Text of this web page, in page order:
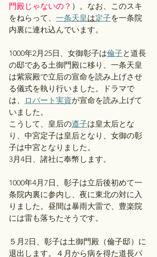
門殿じゃないの？ ）。なお、このスキ
をねらって、 一条天皇は定子を一条院
内裏に連れ込んでいます。
1000年2月25日、女御彰子は倫子と道長
の邸である土御門殿に移り、一条天皇
は紫宸殿で立后の宣命を読み上げさせ
る儀式を執り行いました。ドラマで
は、
ロバート実資が宣命を読み上げて
いました。
こうして、皇后の遵子は皇太后とな
り、中宮定子は皇后となり、女御の彰
子は中宮となりました。
3月4日、諸社に奉幣します。
1000年4月7日、彰子は立后後初めて一
条院内裏に参内し、夜に東北の対に入
りました。昼間は暴雨大雷で、豊楽院
には雷も落ちたそうです。
５月2日、彰子は土御門殿（倫子邸）に
退出します。４月から病を得た道長パ